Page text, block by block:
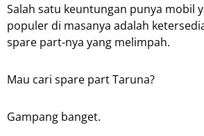
Salah satu keuntungan punya mobil
populer di masanya adalah
spare part-nya yang melimpah.
Mau cari spare part Taruna?
Gampang banget.